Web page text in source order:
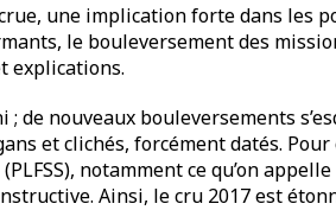
une implication forte dans les
le bouleversement des
explications.
nouveaux bouleversements
et clichés, forcément datés.
notamment ce qu’on
Ainsi, le cru 2017 est